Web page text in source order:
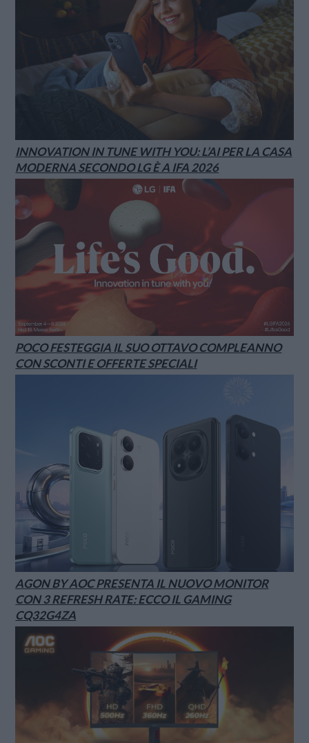
INNOVATION IN TUNE WITH YOU: L’AI PER LA CASA
MODERNA SECONDO LG È A IFA 2026
POCO FESTEGGIA IL SUO OTTAVO COMPLEANNO
CON SCONTI E OFFERTE SPECIALI
AGON BY AOC PRESENTA IL NUOVO MONITOR
CON 3 REFRESH RATE: ECCO IL GAMING
CQ32G4ZA